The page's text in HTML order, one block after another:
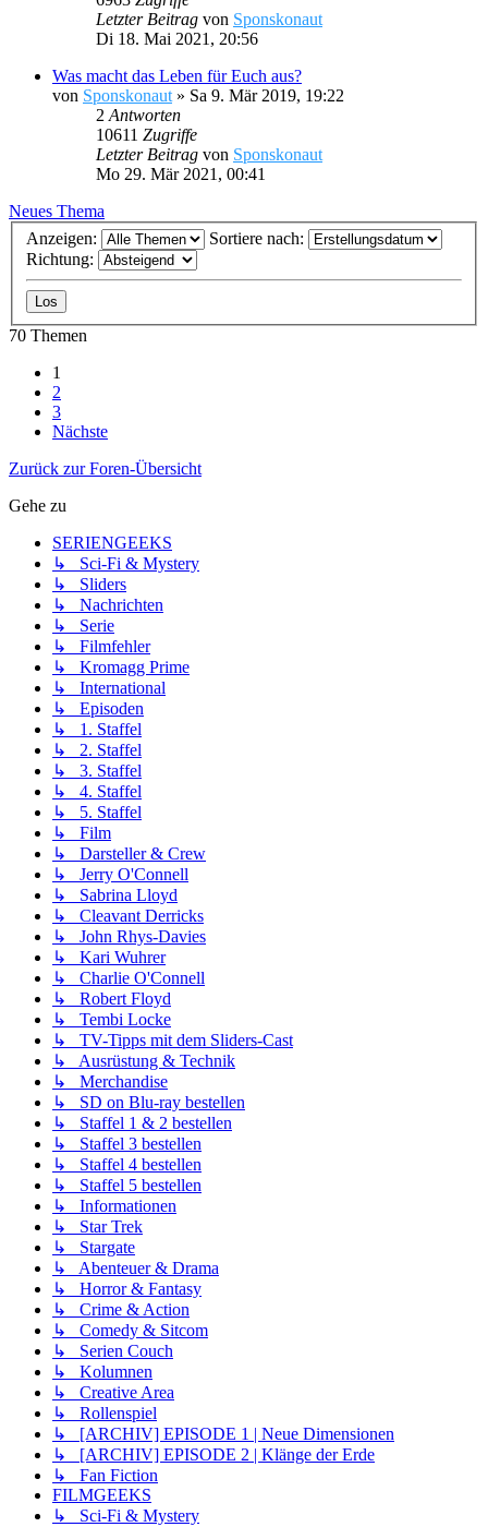
Letzter Beitrag von Sponskonaut
Di 18. Mai 2021, 20:56
Was macht das Leben für Euch aus?
von Sponskonaut » Sa 9. Mär 2019, 19:22
2 Antworten
10611 Zugriffe
Letzter Beitrag von Sponskonaut
Mo 29. Mär 2021, 00:41
Neues Thema
Anzeigen:
Sortiere nach:
Richtung:
70 Themen
1
2
3
Nächste
Zurück zur Foren-Übersicht
Gehe zu
SERIENGEEKS
↳ Sci-Fi & Mystery
↳ Sliders
↳ Nachrichten
↳ Serie
↳ Filmfehler
↳ Kromagg Prime
↳ International
↳ Episoden
↳ 1. Staffel
↳ 2. Staffel
↳ 3. Staffel
↳ 4. Staffel
↳ 5. Staffel
↳ Film
↳ Darsteller & Crew
↳ Jerry O'Connell
↳ Sabrina Lloyd
↳ Cleavant Derricks
↳ John Rhys-Davies
↳ Kari Wuhrer
↳ Charlie O'Connell
↳ Robert Floyd
↳ Tembi Locke
↳ TV-Tipps mit dem Sliders-Cast
↳ Ausrüstung & Technik
↳ Merchandise
↳ SD on Blu-ray bestellen
↳ Staffel 1 & 2 bestellen
↳ Staffel 3 bestellen
↳ Staffel 4 bestellen
↳ Staffel 5 bestellen
↳ Informationen
↳ Star Trek
↳ Stargate
↳ Abenteuer & Drama
↳ Horror & Fantasy
↳ Crime & Action
↳ Comedy & Sitcom
↳ Serien Couch
↳ Kolumnen
↳ Creative Area
↳ Rollenspiel
↳ [ARCHIV] EPISODE 1 | Neue Dimensionen
↳ [ARCHIV] EPISODE 2 | Klänge der Erde
↳ Fan Fiction
FILMGEEKS
↳ Sci-Fi & Mystery